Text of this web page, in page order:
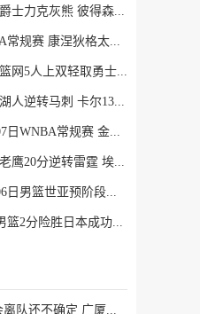
2026年07月07日 夏联-爵士力克灰熊 彼得森25+12 布泽尔18+7 科沃德23分
2026年07月07日 WNBA常规赛 康涅狄格太阳 90 - 89 明尼苏达山猫 全场集锦
2026年07月07日 夏联-篮网5人上双轻取勇士蓝 杰明23+8+5 6号秀布朗10+4
2026年07月07日 夏联-湖人逆转马刺 卡尔13分钟5分 贾科比·吉莱斯皮19分6助
2026年07月07日 07月07日WNBA常规赛 金州女武神62-49华盛顿神秘人 全场集锦
2026年07月07日 夏联-老鹰20分逆转雷霆 埃加福19+15 马拉9中3&4帽5失误
2026年07月06日 07月06日男篮世亚预阶段一 新西兰男篮 129 - 75 关岛男篮 全场集锦
2026年07月06日 韩国男篮2分险胜日本成功晋级世亚预第二阶段 中国台北淘汰
媒体人：胡金秋是否会离队还不确定 广厦收到一些报价 且金额不低